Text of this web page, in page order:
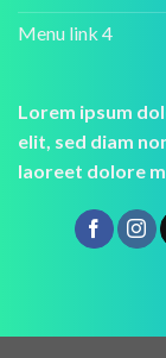
Menu link 4
Lorem ipsum
elit, sed diam
laoreet dolore